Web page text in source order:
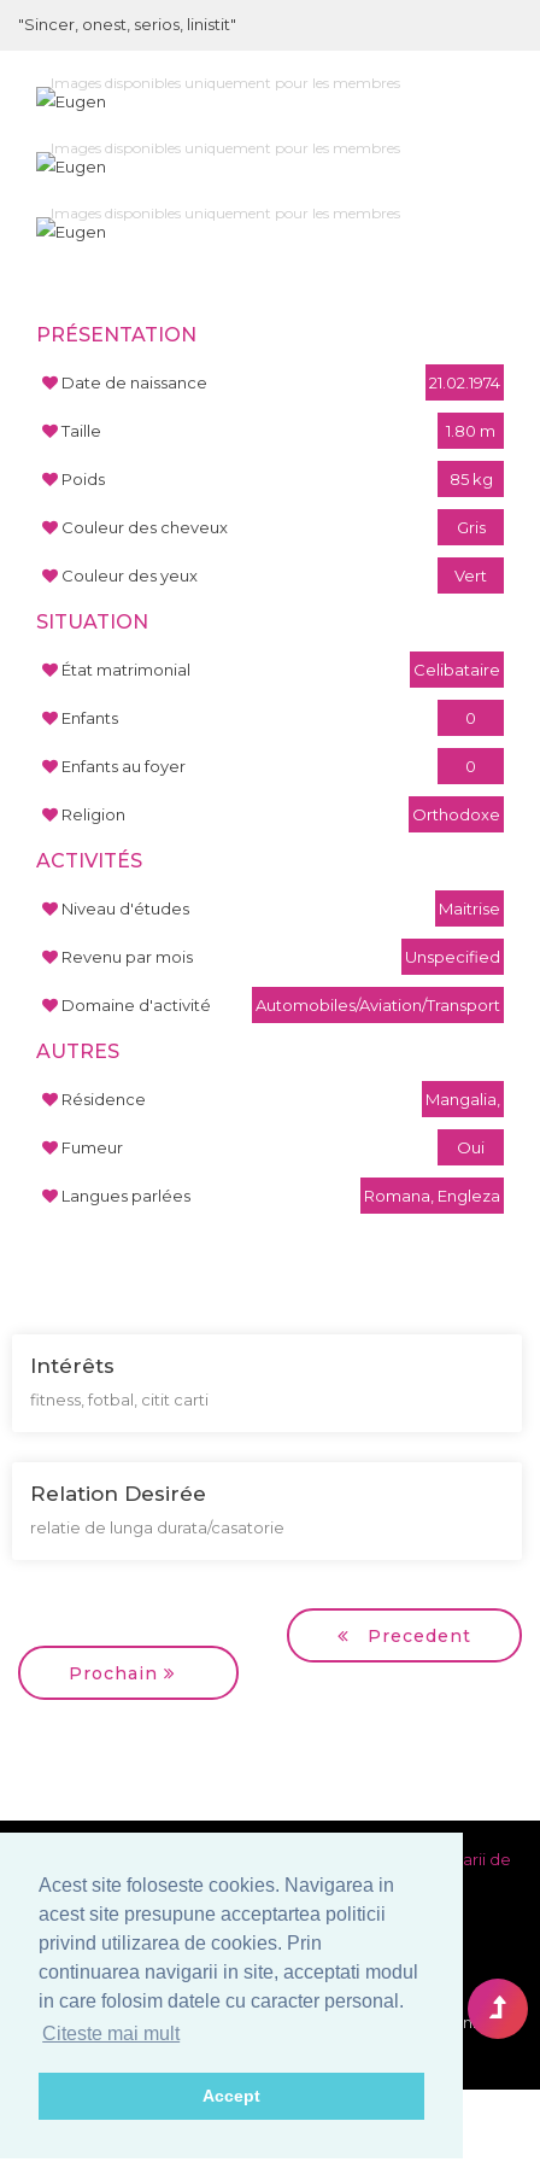
Acest site foloseste cookies. Navigarea in
acest site presupune acceptartea politicii
privind utilizarea de cookies. Prin
continuarea navigarii in site, acceptati modul
in care folosim datele cu caracter personal.
Citeste mai mult
Accept
"Sincer, onest, serios, linistit"
Images disponibles uniquement pour les membres
Images disponibles uniquement pour les membres
Images disponibles uniquement pour les membres
PRÉSENTATION
Date de naissance 21.02.1974
Taille 1.80 m
Poids 85 kg
Couleur des cheveux Gris
Couleur des yeux Vert
SITUATION
État matrimonial Celibataire
Enfants 0
Enfants au foyer 0
Religion Orthodoxe
ACTIVITÉS
Niveau d'études Maitrise
Revenu par mois Unspecified
Domaine d'activité Automobiles/Aviation/Transport
AUTRES
Résidence Mangalia,
Fumeur Oui
Langues parlées Romana, Engleza
Intérêts
fitness, fotbal, citit carti
Relation Desirée
relatie de lunga durata/casatorie
Precedent
Prochain
Politica utilizarii de
cookiesPrelucrarea datelor cu caracter personal
© Copyright 1999-2026 Venera S.R.L. - Agence Matrimoniale,